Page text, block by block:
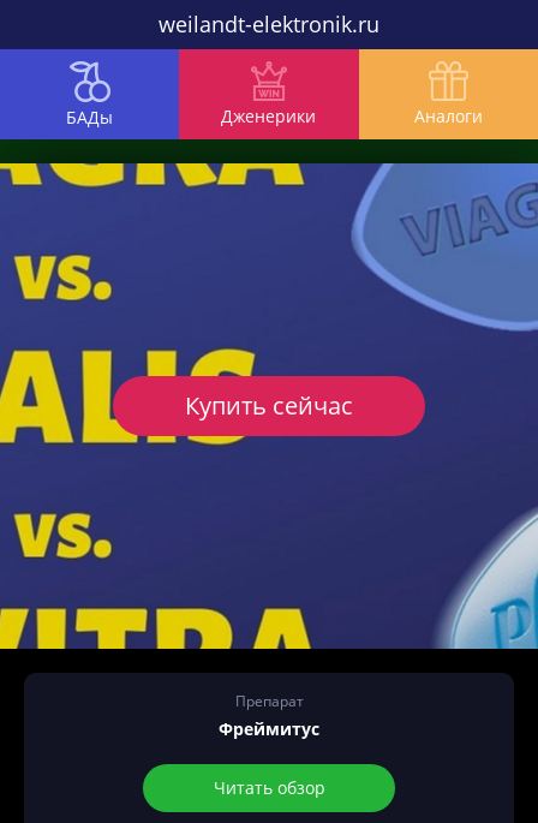
weilandt-elektronik.ru
БАДы Дженерики Аналоги
Препарат
Фреймитус
Читать обзор
Купить сейчас